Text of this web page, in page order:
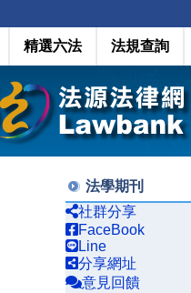
精選六法 法規查詢
法學期刊
社群分享
FaceBook
Line
分享網址
意見回饋